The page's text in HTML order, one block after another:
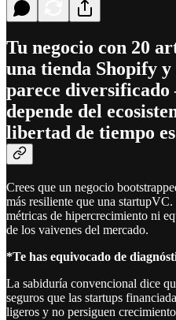
Tu negocio con 20
una tienda Shopify y
parece
depende del
libertad de tiempo
Crees que un negocio
más resiliente que una
métricas de hipercrecimiento ni
de los vaivenes del mercado.
*Te has equivocado de
La sabiduría convencional dice
seguros que las startups
ligeros y no persiguen